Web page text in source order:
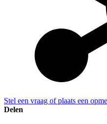
Stel een vraag of plaats een
Delen